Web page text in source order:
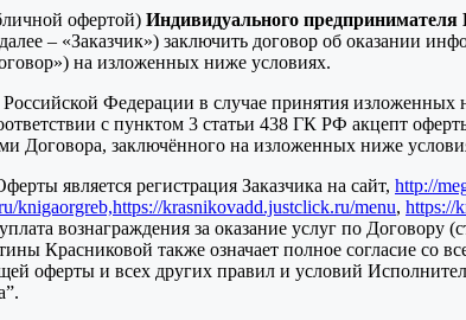
офертой) Индивидуального
– «Заказчик») заключить договор об оказании
на изложенных ниже условиях.
Федерации в случае принятия
с пунктом 3 статьи 438 ГК РФ акцепт
Договора, заключённого на изложенных ниже
является регистрация Заказчика на сайт, http://
knigaorgreb,https://krasnikovadd.justclick.ru/menu, https://
вознаграждения за оказание услуг по
Красниковой также означает полное согласие со
оферты и всех других правил и условий